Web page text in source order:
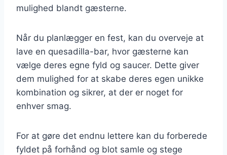
mulighed blandt gæsterne.
Når du planlægger en fest, kan du overveje at
lave en quesadilla-bar, hvor gæsterne kan
vælge deres egne fyld og saucer. Dette giver
dem mulighed for at skabe deres egen unikke
kombination og sikrer, at der er noget for
enhver smag.
For at gøre det endnu lettere kan du forberede
fyldet på forhånd og blot samle og stege